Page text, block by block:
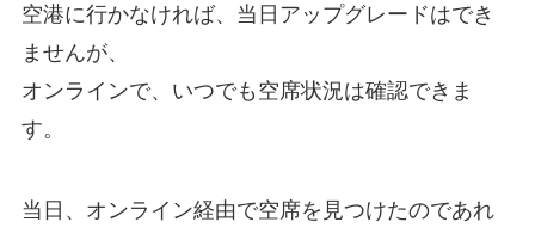
空港に行かなければ、当日アップグレードはでき
ませんが、
オンラインで、いつでも空席状況は確認できま
す。
当日、オンライン経由で空席を見つけたのであれ